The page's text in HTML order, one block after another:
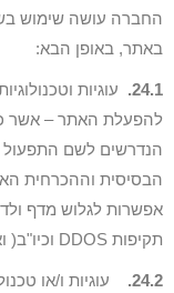
החברה עושה שימוש
באתר, באופן הבא:
24.1.
עוגיות
להפעלת האתר – אשר
הנדרשים לשם
הבסיסית וההכרחית
אפשרות לגלוש מדף
תקיפות DDOS וכיו"ב( ואיסוף נתוני תעבורה אנונימיים.
24.2.
עוגיות ו/או